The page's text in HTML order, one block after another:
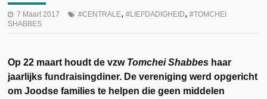
7 Maart 2017 CENTRALE, LIEFDADIGHEID, TOMCHEI
SHABBES
Op 22 maart houdt de vzw Tomchei Shabbes haar
jaarlijks fundraisingdiner. De vereniging werd opgericht
om Joodse families te helpen die geen middelen